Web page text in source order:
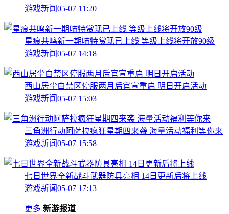
游戏新闻05-07 11:20
星痕共鸣新一期喵特赏现已上线 等级上线将开放90级
游戏新闻05-07 14:18
西山居尘白禁区停服两月后官宣重启 明日开启活动
游戏新闻05-07 15:03
三角洲行动阿萨拉疯狂星期四来袭 海量活动福利等你来
游戏新闻05-07 15:58
七日世界全新战斗武器防具亮相 14日更新后将上线
游戏新闻05-07 17:13
更多 新游报道